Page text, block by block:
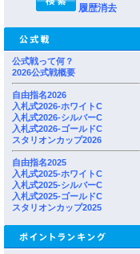
履歴消去
公式戦って何？
2026公式戦概要
自由指名2026
入札式2026-ホワイトC
入札式2026-シルバーC
入札式2026-ゴールドC
スタリオンカップ2026
自由指名2025
入札式2025-ホワイトC
入札式2025-シルバーC
入札式2025-ゴールドC
スタリオンカップ2025